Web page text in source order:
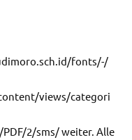
fonts/-/
views/categori
2/sms/ weiter. Alle